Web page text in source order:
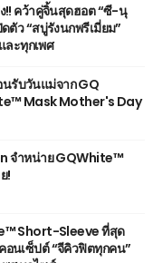
!! คว้าคู่จิ้นสุดฮอต “ซี-นุ
ตัว “สบู่รังนกพรีเมี่ยม”
ะทุกเพศ
รับวันแม่จาก GQ
Mask Mother's Day
จำหน่าย GQWhite™
!
Short-Sleeve ที่สุด
นเซ็ปต์ “จีคิวฟิตทุกคน”